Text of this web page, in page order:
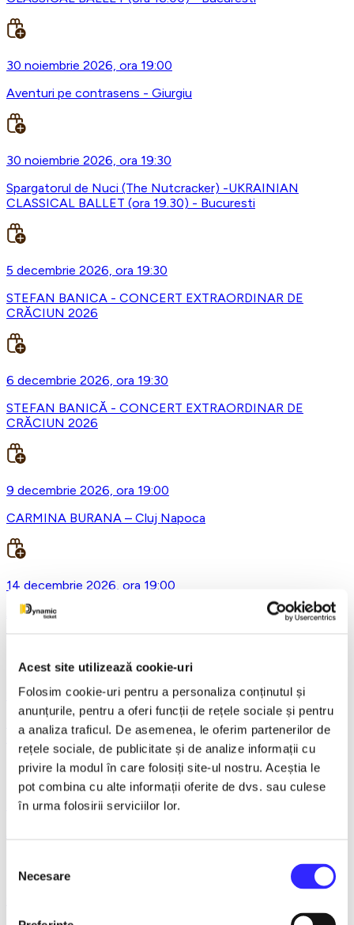
Acest site utilizează cookie-uri
Folosim cookie-uri pentru a personaliza conținutul și
anunțurile, pentru a oferi funcții de rețele sociale și pentru
a analiza traficul. De asemenea, le oferim partenerilor de
rețele sociale, de publicitate și de analize informații cu
privire la modul în care folosiți site-ul nostru. Aceștia le
pot combina cu alte informații oferite de dvs. sau culese
în urma folosirii serviciilor lor.
consimțământului
Necesare
30 noiembrie 2026, ora 19:00
Aventuri pe contrasens - Giurgiu
30 noiembrie 2026, ora 19:30
Spargatorul de Nuci (The Nutcracker) -UKRAINIAN
CLASSICAL BALLET (ora 19.30) - Bucuresti
5 decembrie 2026, ora 19:30
STEFAN BANICA - CONCERT EXTRAORDINAR DE
CRĂCIUN 2026
6 decembrie 2026, ora 19:30
STEFAN BANICĂ - CONCERT EXTRAORDINAR DE
CRĂCIUN 2026
9 decembrie 2026, ora 19:00
CARMINA BURANA – Cluj Napoca
14 decembrie 2026, ora 19:00
Asta-i ce-am avut de zis..- Horațiu Malaele & Nicu Alifantis -
21 decembrie 2026, ora 20:00
REGAL VIENEZ – CONCERT EXTRAORDINAR DE
CRACIUN - Bacau
18 ianuarie 2027, ora 19:00